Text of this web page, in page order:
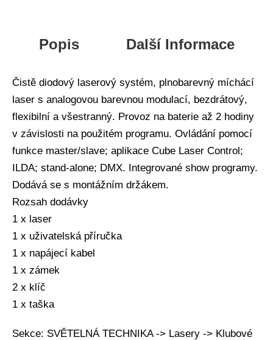
Popis Další Informace
Čistě diodový laserový systém, plnobarevný míchácí
laser s analogovou barevnou modulací, bezdrátový,
flexibilní a všestranný. Provoz na baterie až 2 hodiny
v závislosti na použitém programu. Ovládání pomocí
funkce master/slave; aplikace Cube Laser Control;
ILDA; stand-alone; DMX. Integrované show programy.
Dodává se s montážním držákem.
Rozsah dodávky
1 x laser
1 x uživatelská příručka
1 x napájecí kabel
1 x zámek
2 x klíč
1 x taška
Sekce: SVĚTELNÁ TECHNIKA -> Lasery -> Klubové